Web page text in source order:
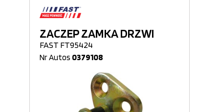
ZACZEP ZAMKA DRZWI
FAST FT95424
Nr Autos 0379108